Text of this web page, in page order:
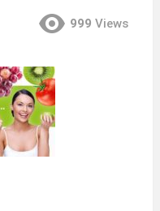
999 Views